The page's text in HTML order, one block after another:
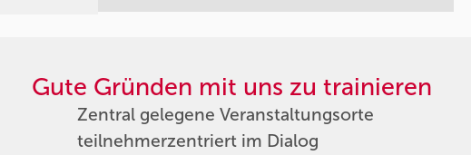
Gute Gründen mit uns zu trainieren
Zentral gelegene Veranstaltungsorte
teilnehmerzentriert im Dialog